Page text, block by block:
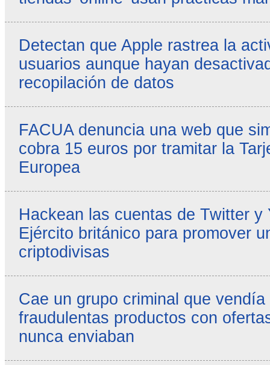
Detectan que Apple rastrea la
usuarios aunque hayan
recopilación de datos
FACUA denuncia una web que
cobra 15 euros por tramitar la
Europea
Hackean las cuentas de Twitter y
Ejército británico para promover
criptodivisas
Cae un grupo criminal que
fraudulentas productos con
nunca enviaban